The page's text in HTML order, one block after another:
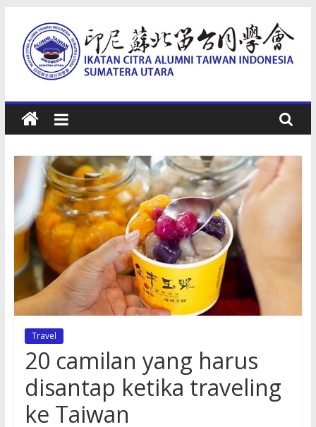
content
印
尼
蘇
北
留
台
同
學
Travel
20 camilan yang harus
disantap ketika traveling
ke Taiwan